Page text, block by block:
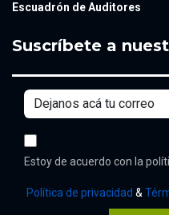
Escuadrón de Auditores
Suscríbete a
Estoy de acuerdo con la
Política de privacidad &